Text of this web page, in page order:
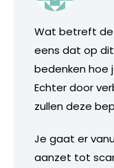
Wat betreft
eens dat op
bedenken hoe
Echter door
zullen deze
Je gaat er
aanzet tot